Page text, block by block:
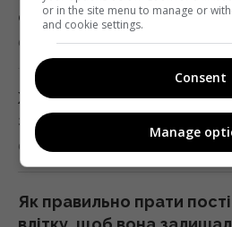
01:58 четвер, 06 серпня 2026
Експерт оцінив можливсті
системи ППО "Фрея" на
01:57 четвер, 06 серпня 2026
Україною значно
01:22 четвер, 06 серпня 2026
сніжинка на панелі
6 серпня 2026, 05:11
Життя заграє іншими
знакам зодіаку доля
6 серпня 2026, 04:30
Як правильно прати
or in the site menu to manage or
and cookie settings.
Consent
Manage